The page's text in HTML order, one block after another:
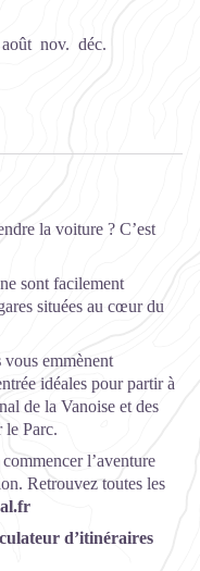
août nov. déc.
la voiture ? C’est
sont facilement
situées au cœur du
vous emmènent
idéales pour partir à
de la Vanoise et des
le Parc.
l’aventure
Retrouvez toutes les
d’itinéraires